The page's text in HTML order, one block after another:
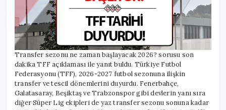
başlayacak,
ne
zaman
bitecek?
Yaz
transfer
sezonu
başladı
mı?
Futbolda
transfer
Transfer sezonu ne zaman başlayacak 2026? sorusu son
dakika TFF açıklaması ile yanıt buldu. Türkiye Futbol
Federasyonu (TFF), 2026-2027 futbol sezonuna ilişkin
transfer ve tescil dönemlerini duyurdu. Fenerbahçe,
Galatasaray, Beşiktaş ve Trabzonspor gibi devlerin yanı sıra
diğer Süper Lig ekipleri de yaz transfer sezonu sonuna kadar